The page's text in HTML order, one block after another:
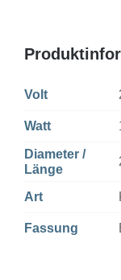
Volt
Watt
Diameter /
Länge
Art
Fassung